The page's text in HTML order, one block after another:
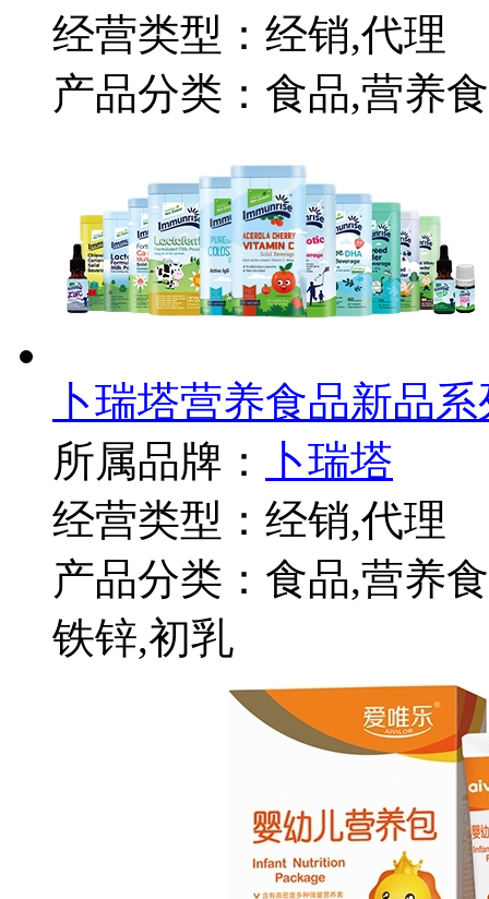
经营类型：经销,代理
产品分类：食品,营养
卜瑞塔营养食品新品
所属品牌：
卜瑞塔
经营类型：经销,代理
产品分类：食品,营养
铁锌,初乳